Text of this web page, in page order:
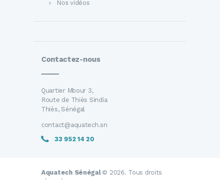
Nos vidéos
Contactez-nous
Quartier Mbour 3,
Route de Thiès Sindia
Thiès, Sénégal
contact@aquatech.sn
33 952 14 20
Aquatech Sénégal© 2026. Tous droits